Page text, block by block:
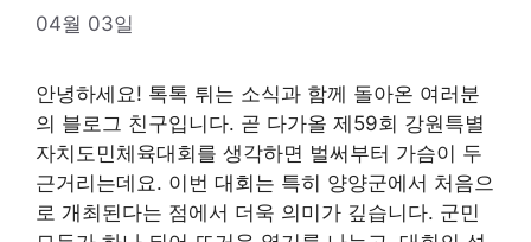
04월 03일
안녕하세요! 톡톡 튀는 소식과 함께 돌아온 여러분
의 블로그 친구입니다. 곧 다가올 제59회 강원특별
자치도민체육대회를 생각하면 벌써부터 가슴이 두
근거리는데요. 이번 대회는 특히 양양군에서 처음으
로 개최된다는 점에서 더욱 의미가 깊습니다. 군민